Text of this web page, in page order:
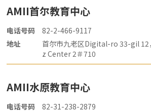
AMII首尔教育中心
电话号码
82-2-466-9117
地址
首尔市九老区Digital-ro 33-gil
z Center 2＃710
AMII水原教育中心
电话号码
82-31-238-2879